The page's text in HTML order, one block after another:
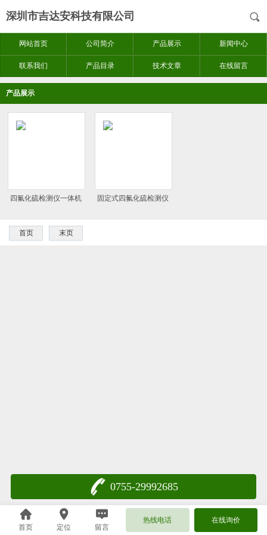
深圳市吉达安科技有限公司
网站首页 公司简介 产品展示 新闻中心
联系我们 产品目录 技术文章 在线留言
产品展示
四氟化硫检测仪一体机 固定式四氟化硫检测仪
首页 末页
0755-29992685
首页 定位 留言
热线电话 在线询价